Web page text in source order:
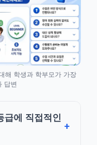
해 학생과 학부모가 가장
답변
급에 직접적인